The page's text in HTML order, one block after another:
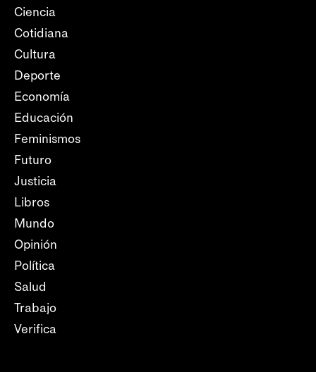
Ciencia
Cotidiana
Cultura
Deporte
Economía
Educación
Feminismos
Futuro
Justicia
Libros
Mundo
Opinión
Política
Salud
Trabajo
Verifica